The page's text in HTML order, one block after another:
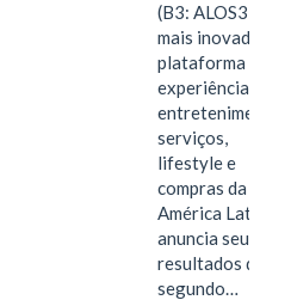
(B3: ALOS3), a
mais inovadora
plataforma de
experiências,
entretenimento,
serviços,
lifestyle e
compras da
América Latina
anuncia seus
resultados do
segundo…